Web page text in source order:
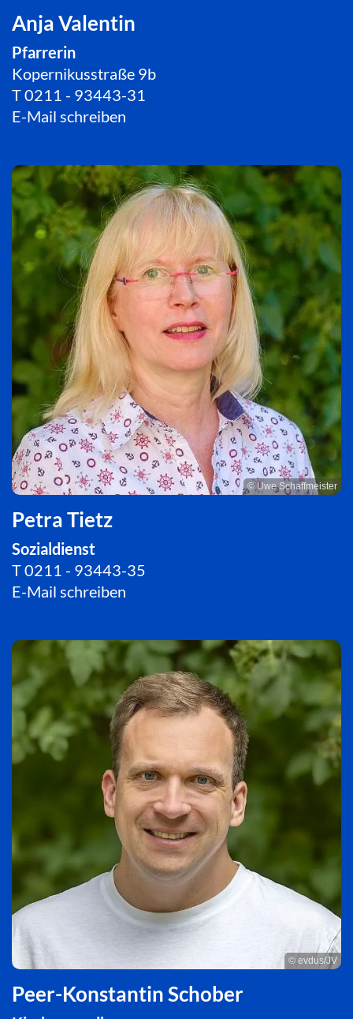
Anja Valentin
Pfarrerin
Kopernikusstraße 9b
T0211 - 93443-31
E-Mail schreiben
© Uwe Schaffmeister
Petra Tietz
Sozialdienst
T0211 - 93443-35
E-Mail schreiben
© evdus/JV
Peer-Konstantin Schober